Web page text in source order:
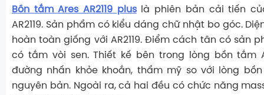
Bồn tắm Ares AR2119 pluslà phiên bản cải tiến
AR2119. Sản phẩm có kiểu dáng chữ nhật bo góc.
hoàn toàn giống với AR2119. Điểm cách tân có sản
có tắm vòi sen. Thiết kế bên trong lòng bồn tắm
đường nhấn khỏe khoắn, thẩm mỹ so với lòng bồn
nguyên bản. Ngoài ra, cả hai đều có chức năng